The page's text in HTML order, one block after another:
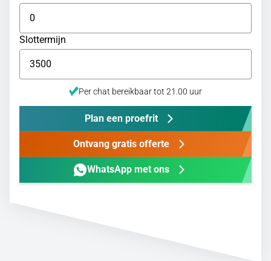
Slottermijn
Per chat bereikbaar tot 21.00 uur
Plan een proefrit
Ontvang gratis offerte
WhatsApp met ons